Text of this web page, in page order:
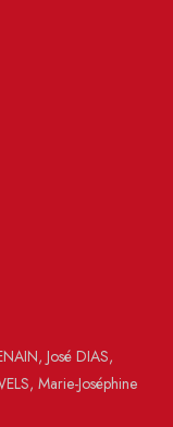
José DIAS,
Marie-Joséphine